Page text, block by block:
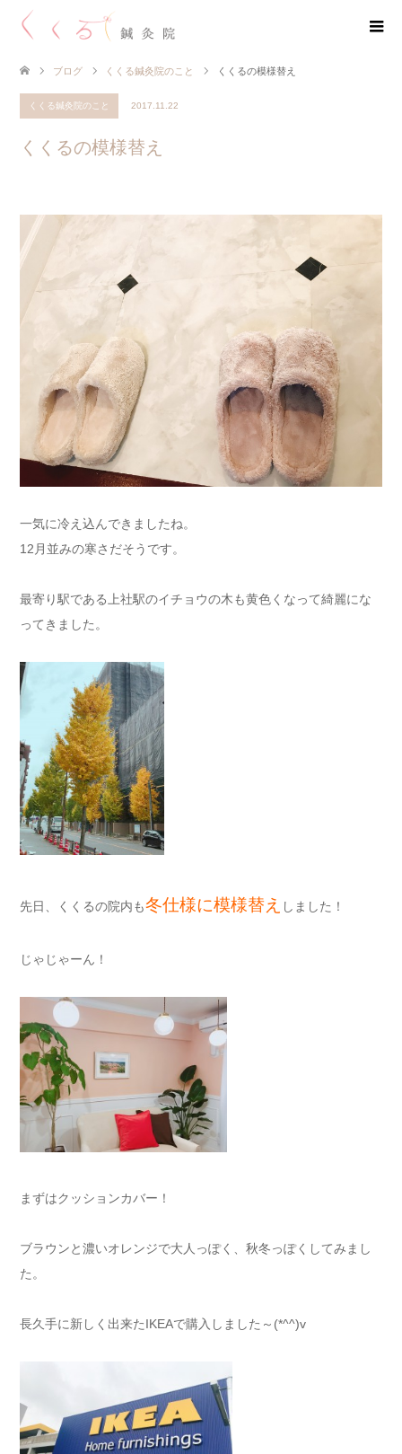
ブログ くくる鍼灸院のこと くくるの模様替え
くくる鍼灸院のこと 2017.11.22
くくるの模様替え
一気に冷え込んできましたね。
12月並みの寒さだそうです。
最寄り駅である上社駅のイチョウの木も黄色くなって綺麗にな
ってきました。
先日、くくるの院内も冬仕様に模様替え しました！
じゃじゃーん！
まずはクッションカバー！
ブラウンと濃いオレンジで大人っぽく、秋冬っぽくしてみまし
た。
長久手に新しく出来たIKEAで購入しました～(*^^)v